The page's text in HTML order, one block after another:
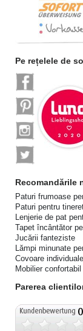
Pe rețelele de
Recomandările
Paturi frumoase
Paturi pentru
Lenjerie de pat
Tapet încântător
Jucării fanteziste
Lămpi minunate
Covoare
Mobilier
Parerea